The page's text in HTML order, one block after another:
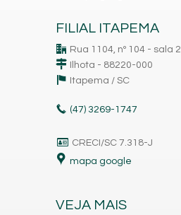
FILIAL ITAPEMA
Rua 1104, nº 104 - sala 2
Ilhota - 88220-000
Itapema / SC
(47) 3269-1747
CRECI/SC 7.318-J
mapa google
VEJA MAIS